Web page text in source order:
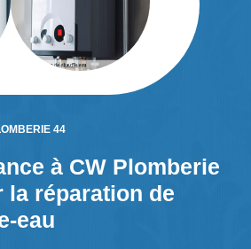
44
à CW Plomberie
la réparation de
eau